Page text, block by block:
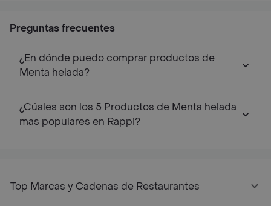
Preguntas frecuentes
¿En dónde puedo comprar productos de
Menta helada?
¿Cúales son los 5 Productos de Menta helada
mas populares en Rappi?
Top Marcas y Cadenas de Restaurantes